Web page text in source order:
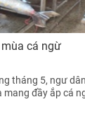
cá ngừ
tháng 5, ngư
mang đầy ắp cá